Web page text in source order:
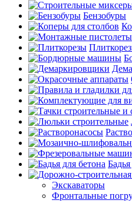
Бензобуры
Экскаваторы
Фронтальные